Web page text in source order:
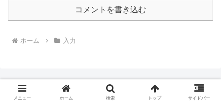
コメントを書き込む
ホーム 入力
メニュー ホーム 検索 トップ サイドバー